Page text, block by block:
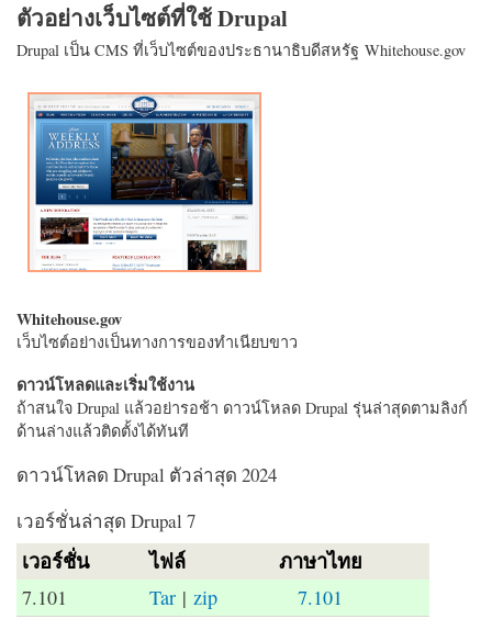
ตัวอย่างเว็บไซต์ที่ใช้ Drupal
Drupal เป็น CMS ที่เว็บไซต์ของประธานาธิบดีสหรัฐ Whitehouse.gov
Whitehouse.gov
เว็บไซต์อย่างเป็นทางการของทำเนียบขาว
ดาวน์โหลดและเริ่มใช้งาน
ถ้าสนใจ Drupal แล้วอย่ารอช้า ดาวน์โหลด Drupal รุ่นล่าสุดตามลิงก์
ด้านล่างแล้วติดตั้งได้ทันที
ดาวน์โหลด Drupal ตัวล่าสุด 2024
เวอร์ชั่นล่าสุด Drupal 7
เวอร์ชั่น ไฟล์ ภาษาไทย
7.101 Tar |zip 7.101